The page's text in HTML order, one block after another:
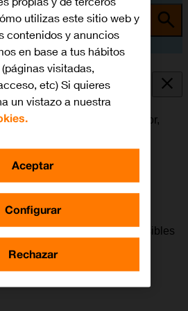
mensajes del contestador
los mensajes del contestador,
posibles al problema.
tu problema
a través de una serie de posibles
utilizas este sitio web y
contenidos y anuncios
en base a tus hábitos
visitadas,
etc) Si quieres
un vistazo a nuestra
Configurar
Rechazar
Aceptar